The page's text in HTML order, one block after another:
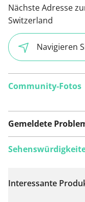
Nächste Adresse
Switzerland
Navigieren
Community-Fotos
Gemeldete
Auf Karte
Interessante